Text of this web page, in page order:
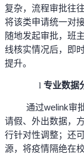
复杂，流程审批往
将该类申请统一对
随地发起审批，班
线核实情况后，即
提升。
l 专业数据
通过welink审批
请假、外出数据，
行针对性调整；还
源，将疫情隔绝在校